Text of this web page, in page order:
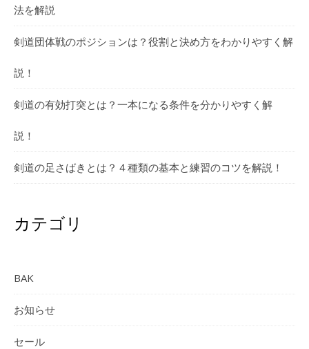
法を解説
剣道団体戦のポジションは？役割と決め方をわかりやすく解
説！
剣道の有効打突とは？一本になる条件を分かりやすく解
説！
剣道の足さばきとは？４種類の基本と練習のコツを解説！
カテゴリ
BAK
お知らせ
セール